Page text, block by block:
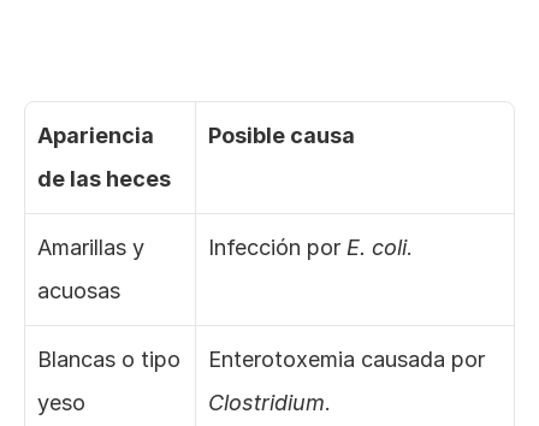
Apariencia
de las heces
Posible causa
Amarillas y
acuosas
Infección por E. coli.
Blancas o tipo
yeso
Clostridium.